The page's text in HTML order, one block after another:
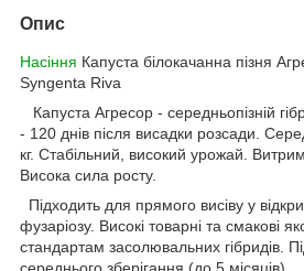
Опис
Насіння Капуста білокачанна пізня
Syngenta Riva
Капуста Агресор - середньопізній
- 120 днів після висадки розсади.
кг. Стабільний, високий урожай.
Висока сила росту.
Підходить для прямого висіву у
фузаріозу. Високі товарні та смакові
стандартам засолювальних гібридів.
середнього зберігання (до 5 місяців).